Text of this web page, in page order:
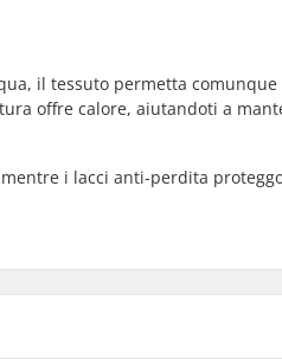
il tessuto permetta
offre calore, aiutandoti a
i lacci anti-perdita